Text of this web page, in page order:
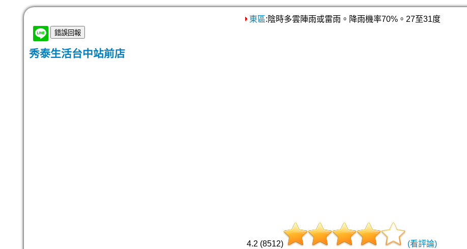
東區:陰時多雲陣雨或雷雨。降雨機率70%。27至31度
秀泰生活台中站前店
4.2 (8512) (看評論)